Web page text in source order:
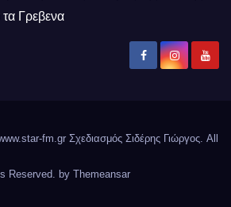
Γρεβενα
fm.gr Σχεδιασμός Σιδέρης Γιώργος. All
Reserved. by Themeansar